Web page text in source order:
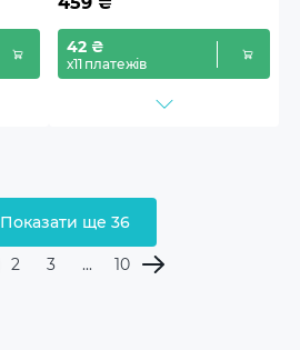
42 ₴
х11 платежів
Показати ще 36
2 3 ... 10